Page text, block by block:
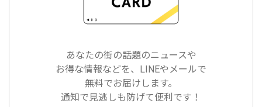
あなたの街の話題のニュースや
お得な情報などを、LINEやメールで
無料でお届けします。
通知で見逃しも防げて便利です！